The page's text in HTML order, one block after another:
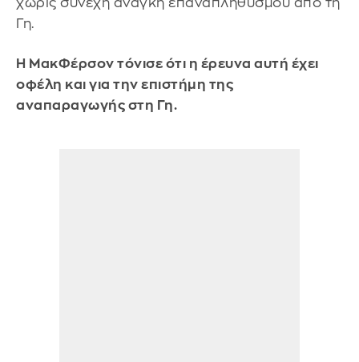
χωρίς συνεχή ανάγκη επαναπληθυσμού από τη
Γη.
Η ΜακΦέρσον τόνισε ότι η έρευνα αυτή έχει
οφέλη και για την επιστήμη της
αναπαραγωγής στη Γη.